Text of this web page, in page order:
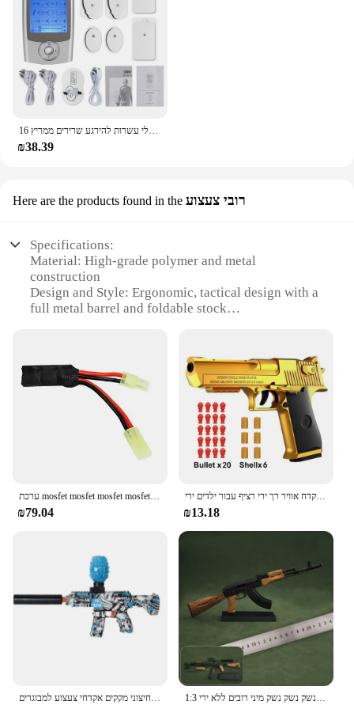
₪38.39
Here are the products found in the רובי צעצוע
Specifications:
Material: High-grade polymer and metal
construction
Design and Style: Ergonomic, tactical design with a
full metal barrel and foldable stock
Performance and Property: FullAuto firing
capability with a high rate of fire
Parts and Accessories: Comes with a magazine and
accessory rail for customization
Applicable People: Suitable for both beginners and
experienced players
**Unmatched Durability and Realism**
The FullAuto Airsoft Rifle is a testament to
of high-grade polymer and metal. Its tactical design,
featuring an ergonomic grip and foldable stock,
ensures a comfortable and secure hold during
extended play. The full metal barrel not only
enhances the rifle's authenticity but also provides a
stable platform for precision shooting. Whether
you're engaging in skirmish games or practicing
your shooting skills, this rifle is built to withstand
the rigors of airsoft combat.
₪79.04
כלי נשק אוטומטי מדברי נשר מדברי אוטומטי פליטה אקדח אוויר רך ירי רציף עבור ילדים ירי
₪13.18